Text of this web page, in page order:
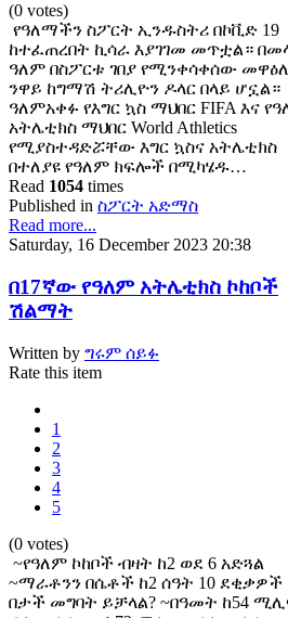
(0 votes)
የዓለማችን ስፖርት ኢንዱስትሪ በኮቪድ 19
ከተፈጠረበት ኪሳራ እያገገመ መጥቷል።
ዓለም በስፖርቱ ገበያ የሚንቀሳቀሰው መዋዕለ
ንዋይ ከግማሽ ትሪሊዮን ዶላር በላይ ሆኗል።
ዓለምአቀፉ የእግር ኳስ ማህበር FIFA እና
አትሌቲክስ ማህበር World Athletics
የሚያስተዳድሯቸው እግር ኳስና አትሌቲክስ
በተለያዩ የዓለም ክፍሎች በሚካሄዱ…
Read 1054 times
Published in ስፖርት አድማስ
Read more...
Saturday, 16 December 2023 20:38
በ17ኛው የዓለም አትሌቲክስ ኮከቦች
ሽልማት
Written by ግሩም ሰይፉ
Rate this item
1
2
3
4
5
(0 votes)
~የዓለም ኮከቦች ብዛት ከ2 ወደ 6 አድጓል
~ማራቶንን በሴቶች ከ2 ሰዓት 10 ደቂቃዎች
በታች መግባት ይቻላል? ~በዓመት ከ54